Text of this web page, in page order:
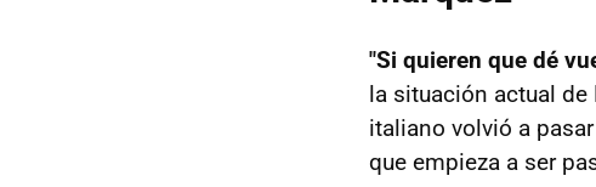
"Si quieren que dé
la situación actual de
italiano volvió a
que empieza a ser